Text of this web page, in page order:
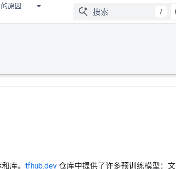
原因
/
库。 tfhub.dev 仓库中提供了许多预训练模型：文